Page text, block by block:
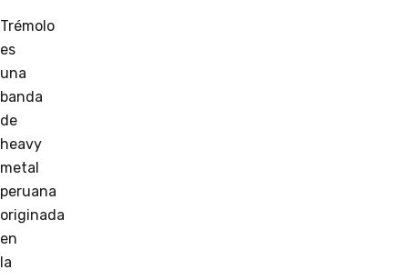
Trémolo
es
una
banda
de
heavy
metal
peruana
originada
en
la